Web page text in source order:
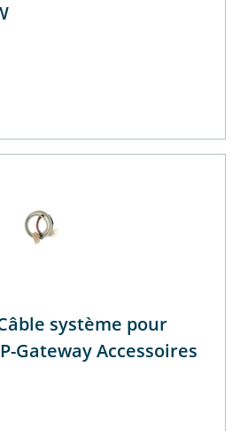
système pour
– VoIP-Gateway Accessoires